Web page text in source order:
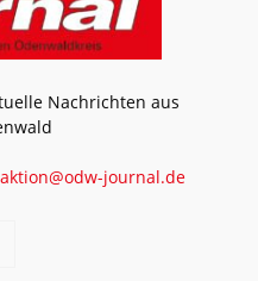
Nachrichten aus
journal.de